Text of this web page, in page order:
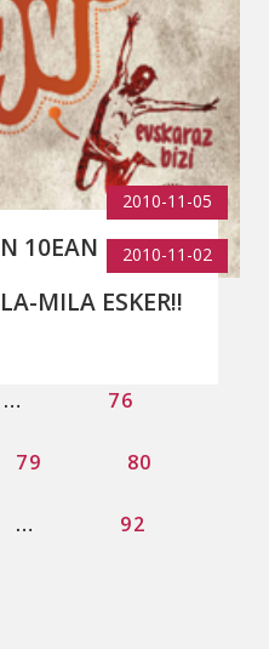
2010-11-05
10EAN
AURKEZPENA
2010-11-02
MILA ESKER!!
… 76
79 80
… 92